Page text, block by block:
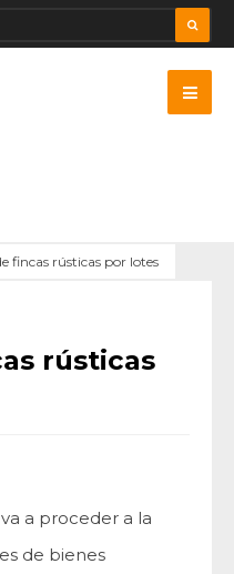
fincas rústicas por lotes
rústicas
a proceder a la
de bienes